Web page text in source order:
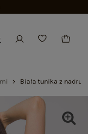
Biała tunika z